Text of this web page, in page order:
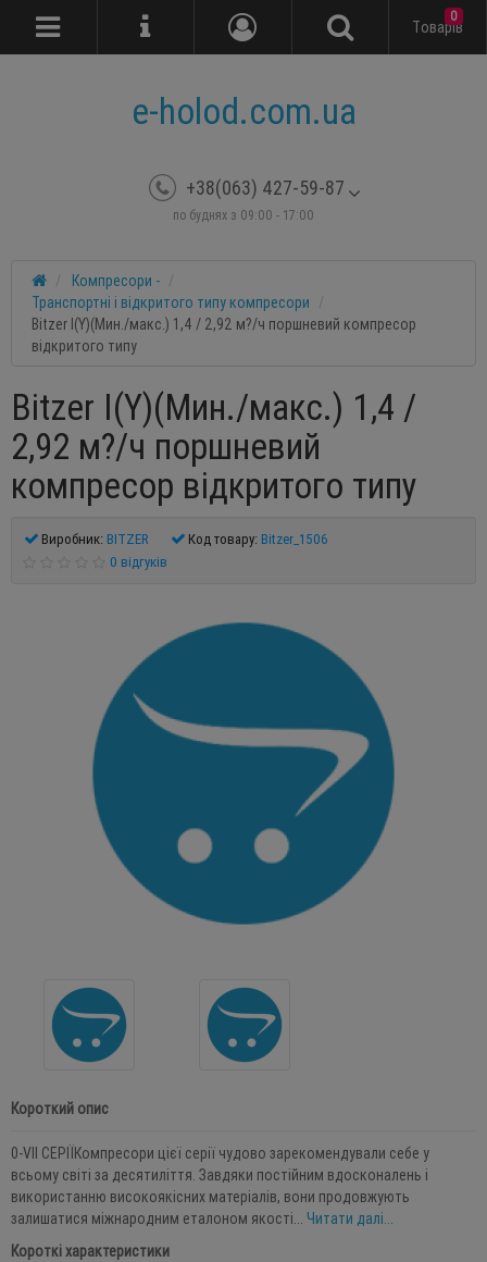
e-holod.com.ua
+38(063) 427-59-87
по буднях з 09:00 - 17:00
Tоварів
0
Компресори -
Транспортні і відкритого типу компресори
Bitzer I(Y)(Мин./макс.) 1,4 / 2,92 м?/ч поршневий компресор
відкритого типу
Bitzer I(Y)(Мин./макс.) 1,4 /
2,92 м?/ч поршневий
компресор відкритого типу
Виробник: BITZER Код товару: Bitzer_1506
0 відгуків
Короткий опис
0-VII СЕРІЇКомпресори цієї серії чудово зарекомендували себе у
всьому світі за десятиліття. Завдяки постійним вдосконалень і
використанню високоякісних матеріалів, вони продовжують
залишатися міжнародним еталоном якості... Читати далі...
Короткі характеристики